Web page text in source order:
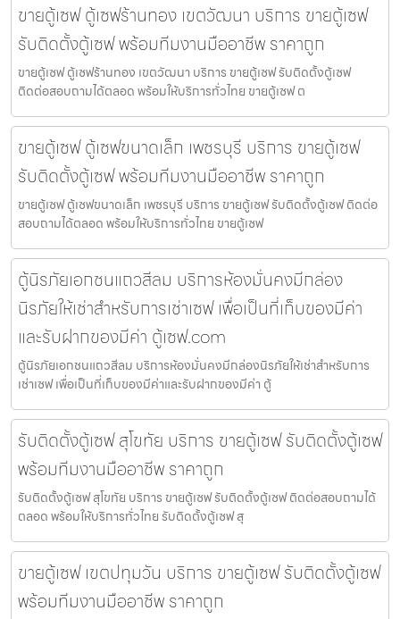
ขายตู้เซฟ ตู้เซฟร้านทอง เขตวัฒนา บริการ ขายตู้เซฟ
รับติดตั้งตู้เซฟ พร้อมทีมงานมืออาชีพ ราคาถูก
ขายตู้เซฟ ตู้เซฟร้านทอง เขตวัฒนา บริการ ขายตู้เซฟ รับติดตั้งตู้เซฟ
ติดต่อสอบถามได้ตลอด พร้อมให้บริการทั่วไทย ขายตู้เซฟ ต
ขายตู้เซฟ ตู้เซฟขนาดเล็ก เพชรบุรี บริการ ขายตู้เซฟ
รับติดตั้งตู้เซฟ พร้อมทีมงานมืออาชีพ ราคาถูก
ขายตู้เซฟ ตู้เซฟขนาดเล็ก เพชรบุรี บริการ ขายตู้เซฟ รับติดตั้งตู้เซฟ ติดต่อ
สอบถามได้ตลอด พร้อมให้บริการทั่วไทย ขายตู้เซฟ
ตู้นิรภัยเอกชนแถวสีลม บริการห้องมั่นคงมีกล่อง
นิรภัยให้เช่าสำหรับการเช่าเซฟ เพื่อเป็นที่เก็บของมีค่า
และรับฝากของมีค่า ตู้เซฟ.com
ตู้นิรภัยเอกชนแถวสีลม บริการห้องมั่นคงมีกล่องนิรภัยให้เช่าสำหรับการ
เช่าเซฟ เพื่อเป็นที่เก็บของมีค่าและรับฝากของมีค่า ตู้
รับติดตั้งตู้เซฟ สุโขทัย บริการ ขายตู้เซฟ รับติดตั้งตู้เซฟ
พร้อมทีมงานมืออาชีพ ราคาถูก
รับติดตั้งตู้เซฟ สุโขทัย บริการ ขายตู้เซฟ รับติดตั้งตู้เซฟ ติดต่อสอบถามได้
ตลอด พร้อมให้บริการทั่วไทย รับติดตั้งตู้เซฟ สุ
ขายตู้เซฟ เขตปทุมวัน บริการ ขายตู้เซฟ รับติดตั้งตู้เซฟ
พร้อมทีมงานมืออาชีพ ราคาถูก